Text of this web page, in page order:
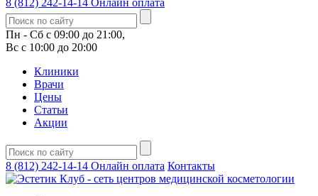
8 (812) 242-14-14 Онлайн оплата
Пн - Сб с 09:00 до 21:00,
Вс с 10:00 до 20:00
Клиники
Врачи
Цены
Статьи
Акции
8 (812) 242-14-14 Онлайн оплата Контакты